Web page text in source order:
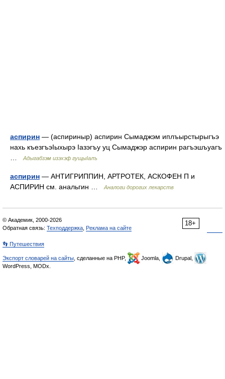
аспирин — (аспириныр) аспирин Сымаджэм иплъырстырыгъэ
нахь къезгъэIыхырэ Iазэгъу уц Сымаджэр аспирин рагъэшъуагъ
Адыгабзэм изэхэф гущыIалъ
аспирин — АНТИГРИППИН, АРТРОТЕК, АСКОФЕН П и
АСПИРИН см. анальгин …
Аналоги дорогих лекарств
18+
© Академик, 2000-2026
Обратная связь: Техподдержка Реклама на сайте
👣 Путешествия
Экспорт словарей на сайты , сделанные на PHP, Joomla,
Drupal,
WordPress, MODx.